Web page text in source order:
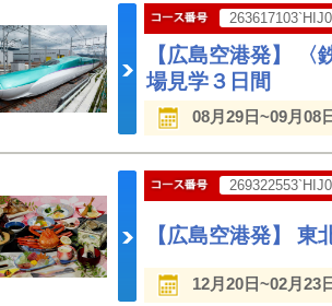
263617103`HIJ0
【広島空港発】
場見学３日間
08月29日~09月08
269322553`HIJ0
【広島空港発】
12月20日~02月23